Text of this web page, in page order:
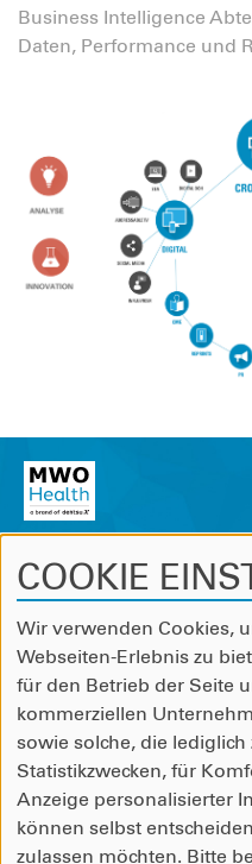
Business Intelligence
Daten, Performance und
dentsuX
Speicherstraße 53
Tel: +49695050260
Fax: +4969505026500
COOKIE
Wir verwenden Cookies,
Webseiten-Erlebnis zu
für den Betrieb der Seite
kommerziellen
sowie solche, die
Statistikzwecken, für
Anzeige personalisierter
können selbst
zulassen möchten. Bitte